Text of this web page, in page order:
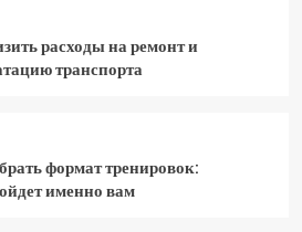
расходы на ремонт и
транспорта
формат тренировок:
именно вам